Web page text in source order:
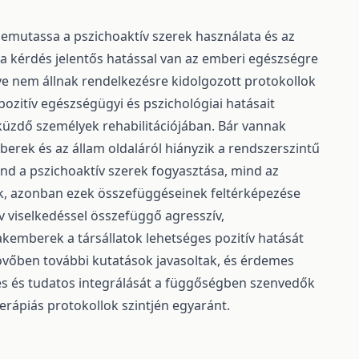
a pszichoaktív szerek használata és az
jelentős hatással van az emberi egészségre
nem állnak rendelkezésre kidolgozott protokollok
egészségügyi és pszichológiai hatásait
személyek rehabilitációjában. Bár vannak
és az állam oldaláról hiányzik a rendszerszintű
a pszichoaktív szerek fogyasztása, mind az
ezek összefüggéseinek feltérképezése
összefüggő agresszív,
a társállatok lehetséges pozitív hatását
további kutatások javasoltak, és érdemes
és tudatos integrálását a függőségben szenvedők
protokollok szintjén egyaránt.